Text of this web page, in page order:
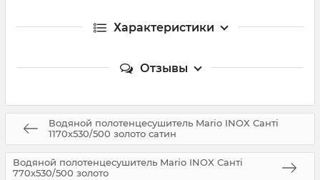
Характеристики
Отзывы
Водяной полотенцесушитель Mario INOX Санті
1170х530/500 золото сатин
Водяной полотенцесушитель Mario INOX Санті
770х530/500 золото